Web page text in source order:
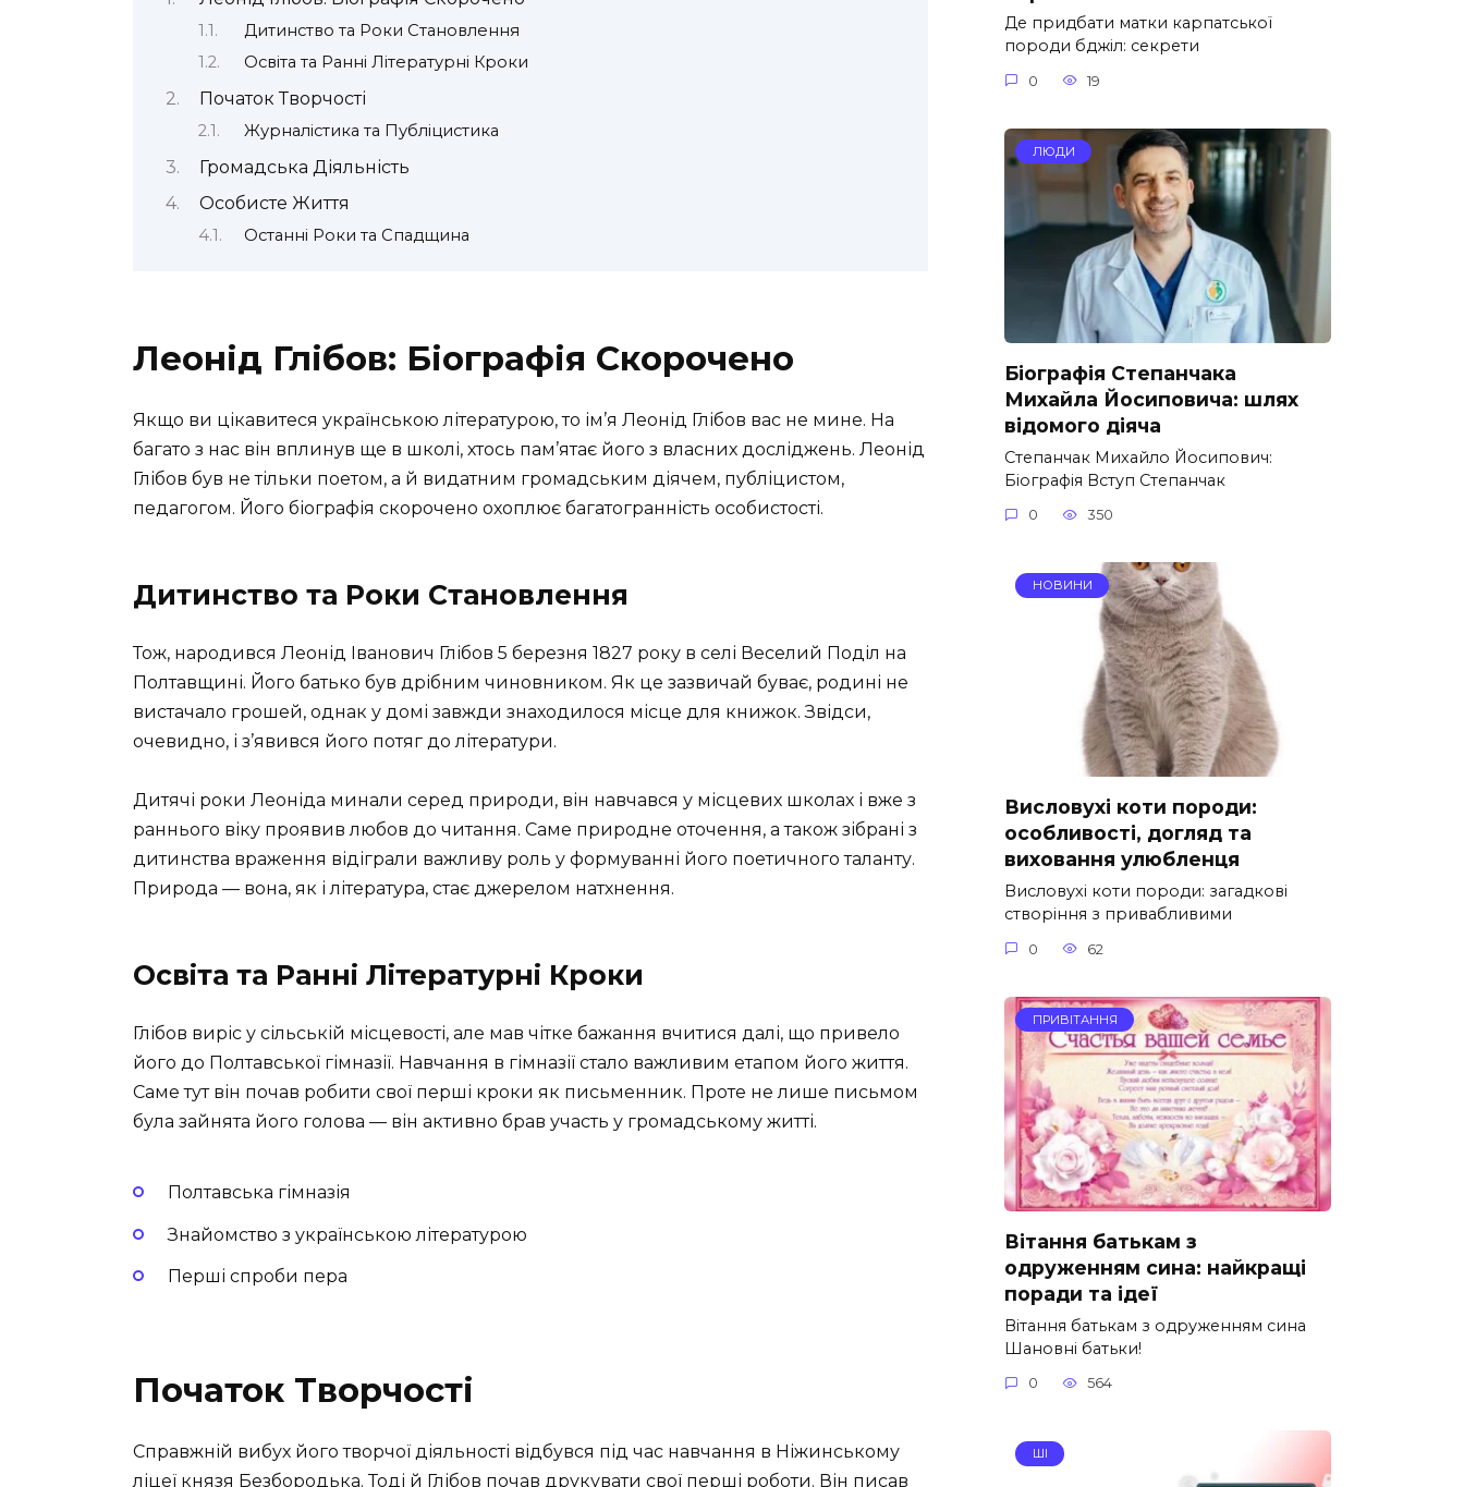
Дитинство та Роки Становлення
Освіта та Ранні Літературні Кроки
Початок Творчості
Журналістика та Публіцистика
Громадська Діяльність
Особисте Життя
Останні Роки та Спадщина
Леонід Глібов: Біографія Скорочено
Якщо ви цікавитеся українською літературою, то ім’я Леонід Глібов вас не мине. На
багато з нас він вплинув ще в школі, хтось пам’ятає його з власних досліджень. Леонід
Глібов був не тільки поетом, а й видатним громадським діячем, публіцистом,
педагогом. Його біографія скорочено охоплює багатогранність особистості.
Дитинство та Роки Становлення
Тож, народився Леонід Іванович Глібов 5 березня 1827 року в селі Веселий Поділ на
Полтавщині. Його батько був дрібним чиновником. Як це зазвичай буває, родині не
вистачало грошей, однак у домі завжди знаходилося місце для книжок. Звідси,
очевидно, і з’явився його потяг до літератури.
Дитячі роки Леоніда минали серед природи, він навчався у місцевих школах і вже з
раннього віку проявив любов до читання. Саме природне оточення, а також зібрані з
дитинства враження відіграли важливу роль у формуванні його поетичного таланту.
Природа — вона, як і література, стає джерелом натхнення.
Освіта та Ранні Літературні Кроки
Глібов виріс у сільській місцевості, але мав чітке бажання вчитися далі, що привело
його до Полтавської гімназії. Навчання в гімназії стало важливим етапом його життя.
Саме тут він почав робити свої перші кроки як письменник. Проте не лише письмом
була зайнята його голова — він активно брав участь у громадському житті.
Полтавська гімназія
Знайомство з українською літературою
Перші спроби пера
Початок Творчості
Справжній вибух його творчої діяльності відбувся під час навчання в Ніжинському
ліцеї князя Безбородька. Тоді й Глібов почав друкувати свої перші роботи. Він писав
Де придбати матки карпатської
породи бджіл: секрети
0 19
ЛЮДИ
Біографія Степанчака
Михайла Йосиповича: шлях
відомого діяча
Степанчак Михайло Йосипович:
Біографія Вступ Степанчак
0 350
НОВИНИ
Висловухі коти породи:
особливості, догляд та
виховання улюбленця
Висловухі коти породи: загадкові
створіння з привабливими
0 62
ПРИВІТАННЯ
Вітання батькам з
одруженням сина: найкращі
поради та ідеї
Вітання батькам з одруженням сина
Шановні батьки!
0 564
ШІ